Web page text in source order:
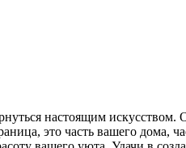
настоящим
это часть вашего